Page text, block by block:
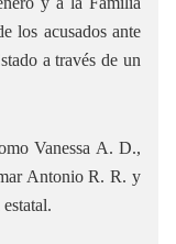
los acusados ante
a través de un
Vanessa A. D.,
Antonio R. R. y